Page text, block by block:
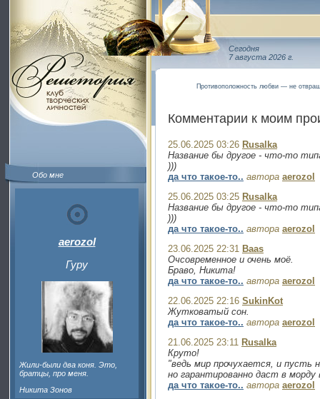
Обо мне
aerozol
Гуру
Жили-были два коня. Это,
братцы, про меня.
Никита Зонов
Сегодня
7 августа 2026 г.
Противоположность любви — не
Комментарии к моим
25.06.2025 03:26 Rusalka
Название бы другое - что-то
)))
да что такое-то.. автора aerozol
25.06.2025 03:25 Rusalka
Название бы другое - что-то
)))
да что такое-то.. автора aerozol
23.06.2025 22:31 Baas
Очсовременное и очень моё.
Браво, Никита!
да что такое-то.. автора aerozol
22.06.2025 22:16 SukinKot
Жутковатый сон.
да что такое-то.. автора aerozol
21.06.2025 23:11 Rusalka
Круто!
"ведь мир прочухается, и пусть
но гарантированно даст в морду
да что такое-то.. автора aerozol